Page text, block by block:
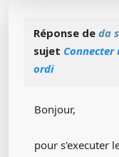
Réponse de da
sujet
ordi
Bonjour,
pour s'executer